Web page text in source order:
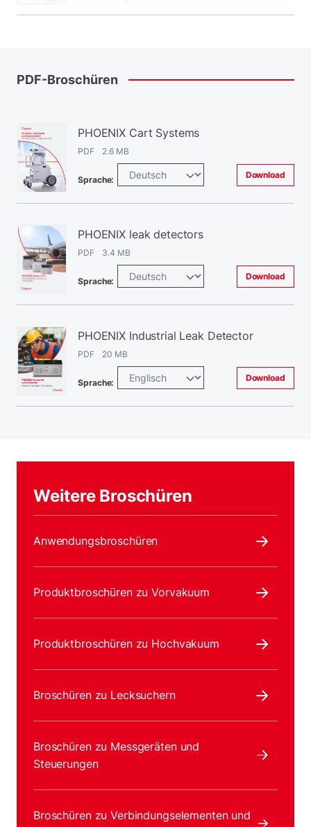
PDF-Broschüren
PHOENIX Cart Systems
PDF 2.6 MB
Sprache: Download
PHOENIX leak detectors
PDF 3.4 MB
Sprache: Download
PHOENIX Industrial Leak Detector
PDF 20 MB
Sprache: Download
Weitere Broschüren
Anwendungsbroschüren
Produktbroschüren zu Vorvakuum
Produktbroschüren zu Hochvakuum
Broschüren zu Lecksuchern
Broschüren zu Messgeräten und
Steuerungen
Broschüren zu Verbindungselementen und